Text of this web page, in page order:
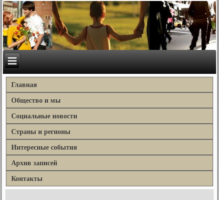
Главная
Общество и мы
Социальные новости
Страны и регионы
Интересные события
Архив записей
Контакты